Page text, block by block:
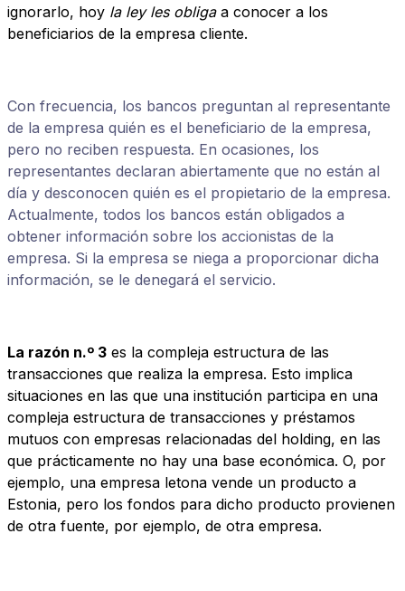
ignorarlo, hoy la ley les obliga a conocer a los
beneficiarios de la empresa cliente.
Con frecuencia, los bancos preguntan al representante
de la empresa quién es el beneficiario de la empresa,
pero no reciben respuesta. En ocasiones, los
representantes declaran abiertamente que no están al
día y desconocen quién es el propietario de la empresa.
Actualmente, todos los bancos están obligados a
obtener información sobre los accionistas de la
empresa. Si la empresa se niega a proporcionar dicha
información, se le denegará el servicio.
La razón n.º 3 es la compleja estructura de las
transacciones que realiza la empresa. Esto implica
situaciones en las que una institución participa en una
compleja estructura de transacciones y préstamos
mutuos con empresas relacionadas del holding, en las
que prácticamente no hay una base económica. O, por
ejemplo, una empresa letona vende un producto a
Estonia, pero los fondos para dicho producto provienen
de otra fuente, por ejemplo, de otra empresa.